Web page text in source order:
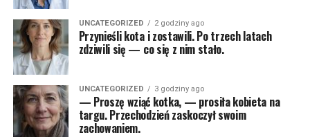
UNCATEGORIZED 2 godziny ago
Przynieśli kota i zostawili. Po trzech latach
zdziwili się — co się z nim stało.
UNCATEGORIZED 3 godziny ago
— Proszę wziąć kotka, — prosiła kobieta na
targu. Przechodzień zaskoczył swoim
zachowaniem.